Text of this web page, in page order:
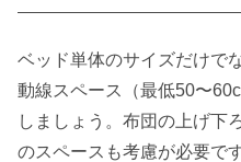
ベッド単体のサイズだけで
動線スペース（最低50〜
しましょう。布団の上げ下
のスペースも考慮が必要です